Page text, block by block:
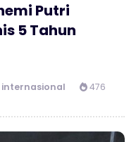
Putri
5 Tahun
internasional
476